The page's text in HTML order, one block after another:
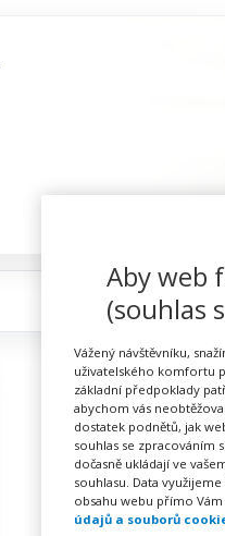
Přihlásit
E-mail
Aby web
(souhlas
Vážený návštěvníku,
uživatelského komfortu
základní předpoklady
abychom vás
dostatek podnětů, jak
souhlas se zpracováním
dočasně ukládají ve
souhlasu. Data
obsahu webu přímo
údajů a souborů